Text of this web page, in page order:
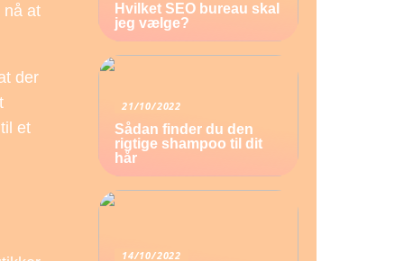
nå at
der
et
Hvilket SEO bureau skal
jeg vælge?
21/10/2022
Sådan finder du den
rigtige shampoo til dit
hår
14/10/2022